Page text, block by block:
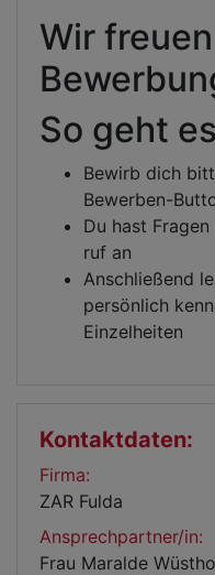
Wir
So geht
Bewirb dich
Bewerben-
Du hast
ruf an
Anschließend
persönlich
Einzelheiten
Kontaktdaten:
Firma:
ZAR Fulda
Ansprechpartner/in:
Frau Maralde